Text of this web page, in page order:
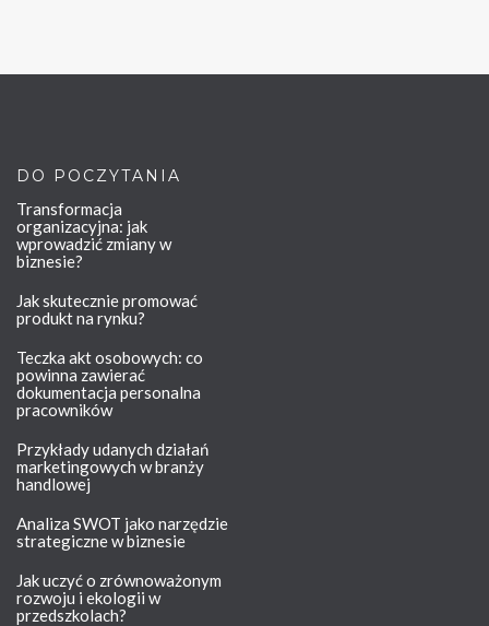
DO POCZYTANIA
Transformacja
organizacyjna: jak
wprowadzić zmiany w
biznesie?
Jak skutecznie promować
produkt na rynku?
Teczka akt osobowych: co
powinna zawierać
dokumentacja personalna
pracowników
Przykłady udanych działań
marketingowych w branży
handlowej
Analiza SWOT jako narzędzie
strategiczne w biznesie
Jak uczyć o zrównoważonym
rozwoju i ekologii w
przedszkolach?